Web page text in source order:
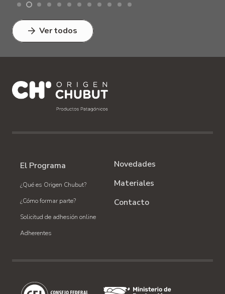
Ver todos
El Programa
¿Qué es Origen Chubut?
¿Cómo formar parte?
Solicitud de adhesión online
Adherentes
Novedades
Materiales
Contacto